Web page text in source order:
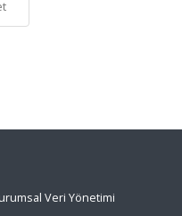
Veri Yönetimi